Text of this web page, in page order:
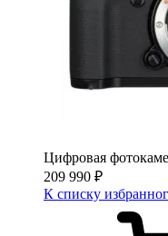
Цифровая
209 990 ₽
К списку